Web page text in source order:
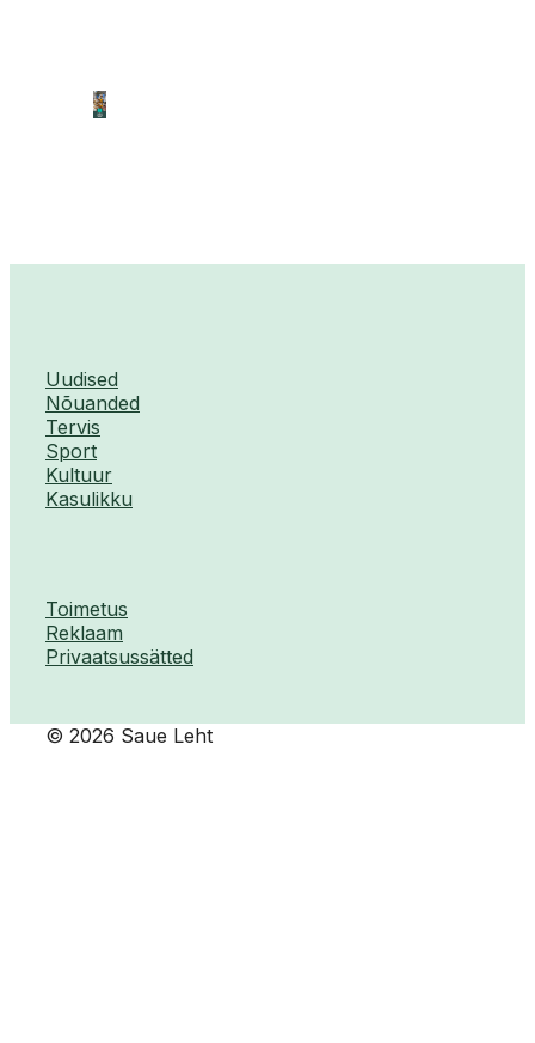
Uudised
Nõuanded
Tervis
Sport
Kultuur
Kasulikku
Toimetus
Reklaam
Privaatsussätted
© 2026 Saue Leht